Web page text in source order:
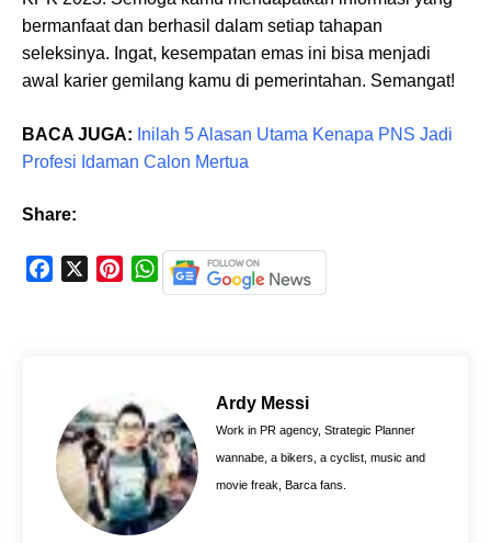
bermanfaat dan berhasil dalam setiap tahapan
seleksinya. Ingat, kesempatan emas ini bisa menjadi
awal karier gemilang kamu di pemerintahan. Semangat!
BACA JUGA: Inilah 5 Alasan Utama Kenapa PNS Jadi
Profesi Idaman Calon Mertua
Share:
k
r
e
s
W
h
p
p
Ardy Messi
Work in PR agency, Strategic Planner
wannabe, a bikers, a cyclist, music and
movie freak, Barca fans.